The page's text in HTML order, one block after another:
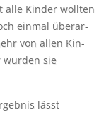
alle Kin­der woll­ten
ein­mal über­ar­
von allen Kin­
wur­den sie
lässt